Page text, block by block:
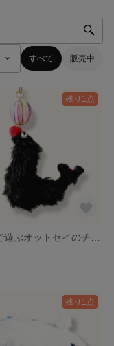
すべて 販売中
残り1点
残り1点